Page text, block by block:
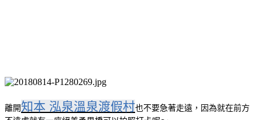
離開 知本 泓泉溫泉渡假村也不要急著走遠，因為就在前方